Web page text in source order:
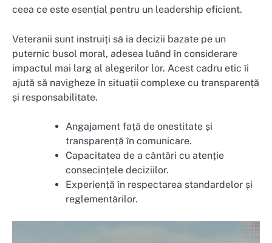
ceea ce este esențial pentru un leadership eficient.
Veteranii sunt instruiți să ia decizii bazate pe un
puternic busol moral, adesea luând în considerare
impactul mai larg al alegerilor lor. Acest cadru etic îi
ajută să navigheze în situații complexe cu transparență
și responsabilitate.
Angajament față de onestitate și
transparență în comunicare.
Capacitatea de a cântări cu atenție
consecințele deciziilor.
Experiență în respectarea standardelor și
reglementărilor.